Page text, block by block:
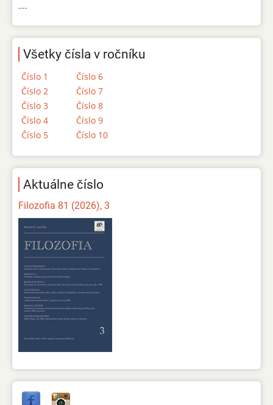
---
Všetky čísla v ročníku
Číslo 1
Číslo 2
Číslo 3
Číslo 4
Číslo 5
Číslo 6
Číslo 7
Číslo 8
Číslo 9
Číslo 10
Aktuálne číslo
Filozofia 81 (2026), 3